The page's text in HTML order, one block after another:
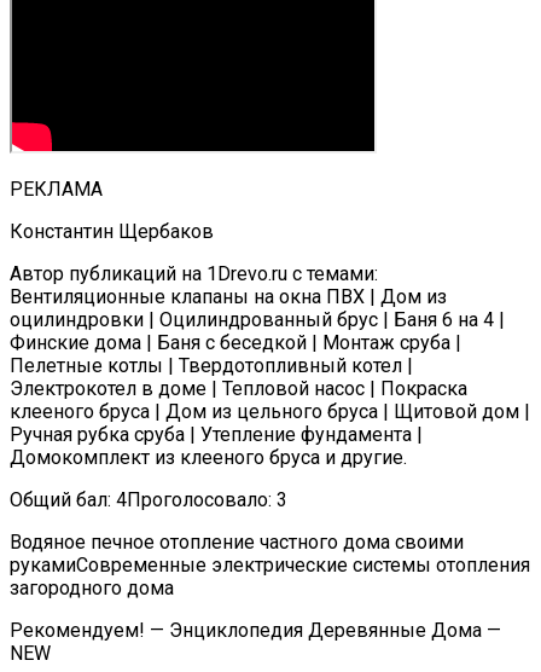
РЕКЛАМА
Константин Щербаков
Автор публикаций на 1Drevo.ru с темами:
Вентиляционные клапаны на окна ПВХ | Дом из
оцилиндровки | Оцилиндрованный брус | Баня 6 на 4 |
Финские дома | Баня с беседкой | Монтаж сруба |
Пелетные котлы | Твердотопливный котел |
Электрокотел в доме | Тепловой насос | Покраска
клееного бруса | Дом из цельного бруса | Щитовой дом |
Ручная рубка сруба | Утепление фундамента |
Домокомплект из клееного бруса и другие.
Общий бал: 4Проголосовало: 3
Водяное печное отопление частного дома своими
рукамиСовременные электрические системы отопления
загородного дома
Рекомендуем! — Энциклопедия Деревянные Дома —
NEW